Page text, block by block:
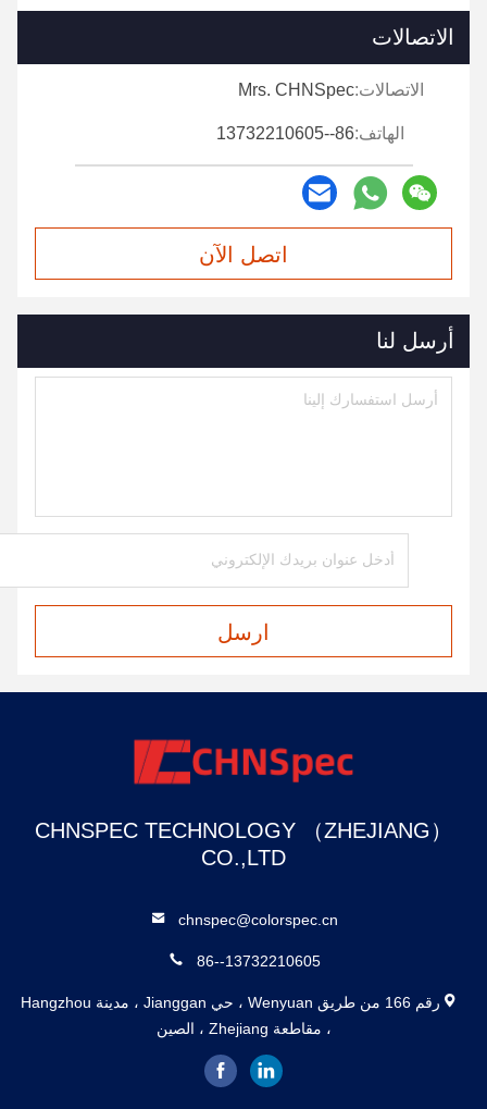
الاتصالات
الاتصالات:Mrs. CHNSpec
الهاتف:86--13732210605
اتصل الآن
أرسل لنا
ارسل
CHNSPEC TECHNOLOGY （ZHEJIANG）
CO.,LTD
chnspec@colorspec.cn
86--13732210605
رقم 166 من طريق Wenyuan ، حي Jianggan ، مدينة Hangzhou
، مقاطعة Zhejiang ، الصين